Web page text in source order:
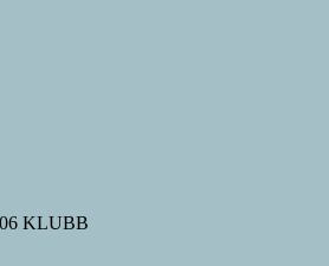
KLUBB